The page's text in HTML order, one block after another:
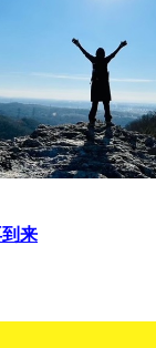
来
wp-
wp-
ブでビジネスをか
div>